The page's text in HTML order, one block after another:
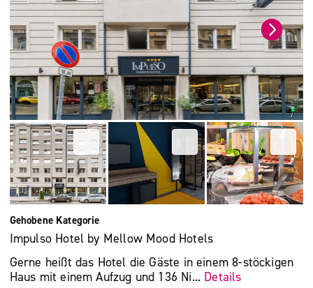
Gehobene Kategorie
Impulso Hotel by Mellow Mood Hotels
Gerne heißt das Hotel die Gäste in einem 8-stöckigen
Haus mit einem Aufzug und 136 Ni... Details